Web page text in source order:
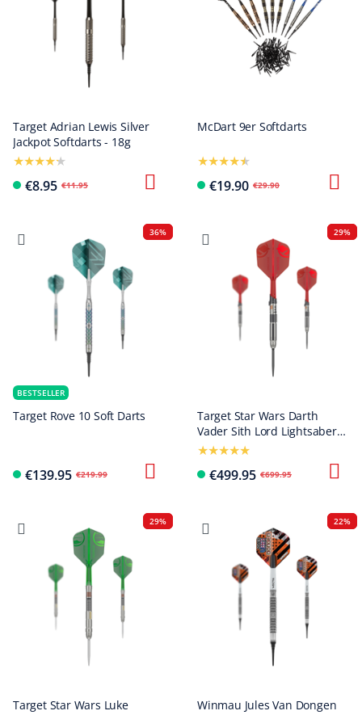
Target Adrian Lewis Silver
Jackpot Softdarts - 18g
€8.95 €11.95
McDart 9er Softdarts
€19.90 €29.90
36%
BESTSELLER
Target Rove 10 Soft Darts
€139.95 €219.99
29%
Target Star Wars Darth
Vader Sith Lord Lightsaber
Limited First Edition Darts-
€499.95 €699.95
29%
Target Star Wars Luke
22%
Winmau Jules Van Dongen